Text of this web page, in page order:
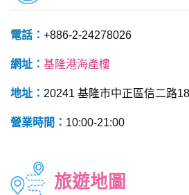
電話： +886-2-24278026
網址： 基隆港海產樓
地址： 20241 基隆市中正區信二路
營業時間： 10:00-21:00
旅遊地圖